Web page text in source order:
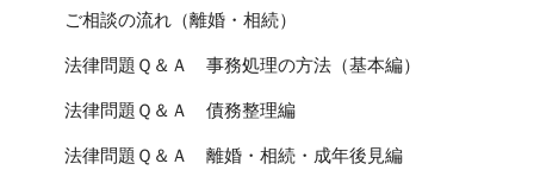
ご相談の流れ（離婚・相続）
法律問題Ｑ＆Ａ 事務処理の方法（基本編）
法律問題Ｑ＆Ａ 債務整理編
法律問題Ｑ＆Ａ 離婚・相続・成年後見編